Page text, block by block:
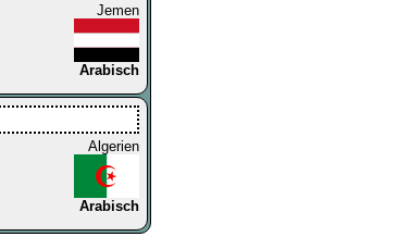
Jemen
Arabisch
Algerien
Arabisch